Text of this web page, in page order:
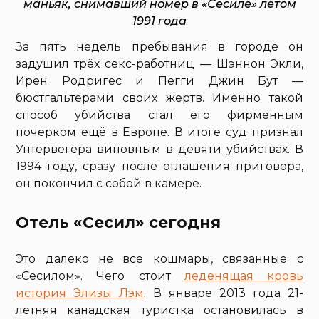
маньяк, снимавший номер в «Сесиле» летом
1991 года
За пять недель пребывания в городе он
задушил трёх секс-работниц — Шэннон Экли,
Ирен Родригес и Пегги Джин Бут —
бюстгальтерами своих жертв. Именно такой
способ убийства стал его фирменным
почерком ещё в Европе. В итоге суд признал
Унтервегера виновным в девяти убийствах. В
1994 году, сразу после оглашения приговора,
он покончил с собой в камере.
Отель «Сесил» сегодня
Это далеко не все кошмары, связанные с
«Сесилом». Чего стоитледенящая кровь
история Элизы Лэм. В январе 2013 года 21-
летняя канадская туристка остановилась в